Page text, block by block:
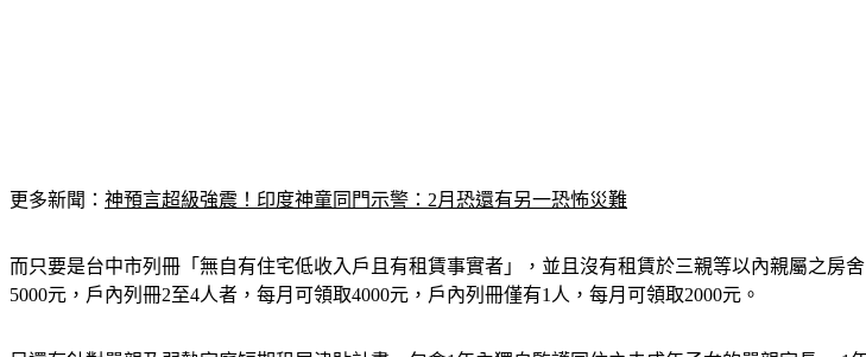
更多新聞： 神預言超級強震！印度神童同門示警：2月恐還有另一恐怖災難
而只要是台中市列冊「無自有住宅低收入戶且有租賃事實者」，並且沒有租賃於三親等以內親屬之房
5000元，戶內列冊2至4人者，每月可領取4000元，戶內列冊僅有1人，每月可領取2000元。